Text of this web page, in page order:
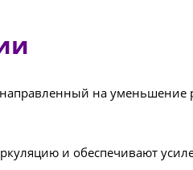
на уменьшение
и обеспечивают